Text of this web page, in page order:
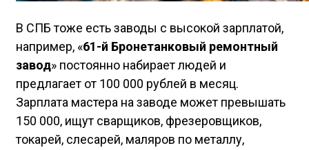
В СПБ тоже есть заводы с высокой зарплатой,
например, «61-й Бронетанковый ремонтный
завод» постоянно набирает людей и
предлагает от 100 000 рублей в месяц.
Зарплата мастера на заводе может превышать
150 000, ищут сварщиков, фрезеровщиков,
токарей, слесарей, маляров по металлу,